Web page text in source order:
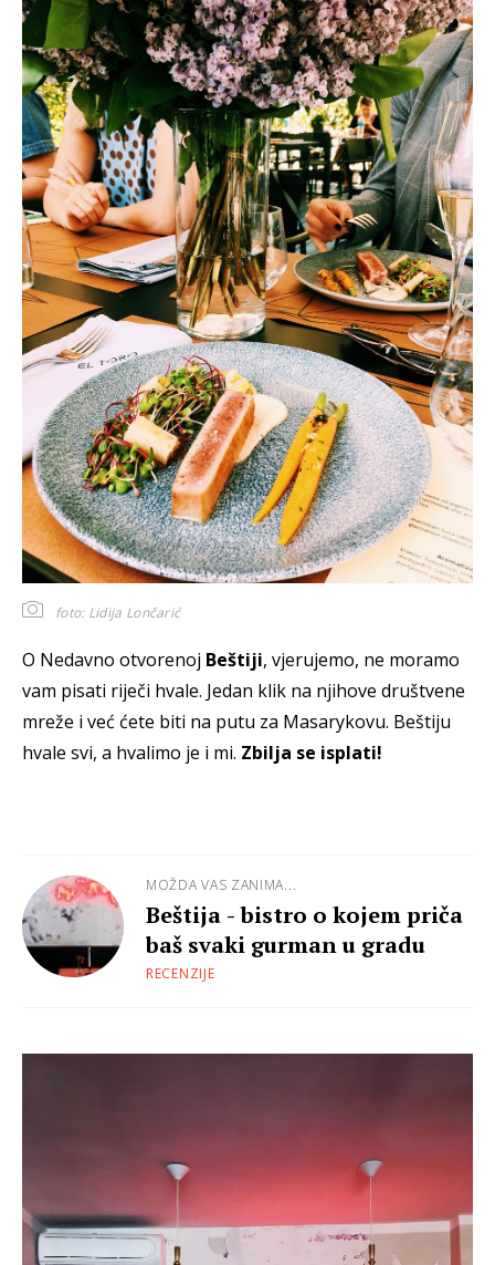
foto: Lidija Lončarić
O Nedavno otvorenoj Beštiji, vjerujemo, ne moramo
vam pisati riječi hvale. Jedan klik na njihove društvene
mreže i već ćete biti na putu za Masarykovu. Beštiju
hvale svi, a hvalimo je i mi. Zbilja se isplati!
MOŽDA VAS ZANIMA...
Beštija - bistro o kojem priča
baš svaki gurman u gradu
RECENZIJE